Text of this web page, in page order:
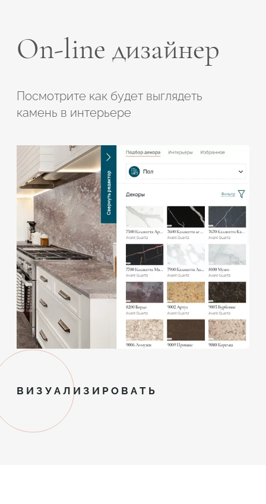
On-line дизайнер
Посмотрите как будет выглядеть
камень в интерьере
ВИЗУАЛИЗИРОВАТЬ